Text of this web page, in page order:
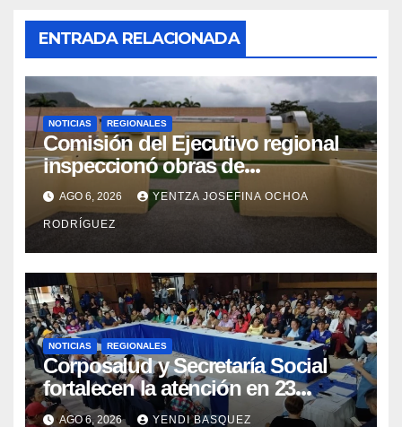
ENTRADA RELACIONADA
NOTICIAS REGIONALES
Comisión del Ejecutivo regional
inspeccionó obras de
recuperación en la Maternidad
Integral Aragua
AGO 6, 2026 YENTZA JOSEFINA OCHOA
RODRÍGUEZ
NOTICIAS REGIONALES
Corposalud y Secretaría Social
fortalecen la atención en 23
municipios
AGO 6, 2026 YENDI BASQUEZ